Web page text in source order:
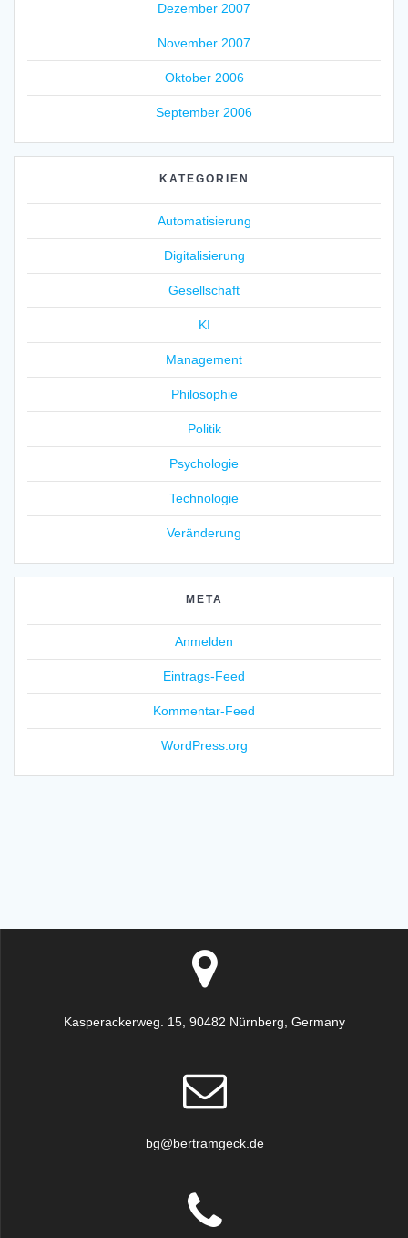
Dezember 2007
November 2007
Oktober 2006
September 2006
KATEGORIEN
Automatisierung
Digitalisierung
Gesellschaft
KI
Management
Philosophie
Politik
Psychologie
Technologie
Veränderung
META
Anmelden
Eintrags-Feed
Kommentar-Feed
WordPress.org
Kasperackerweg. 15, 90482 Nürnberg, Germany
bg@bertramgeck.de